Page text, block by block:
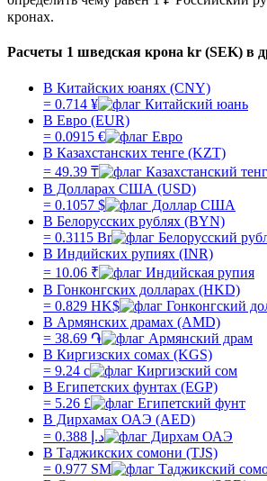
кронах.
Расчеты 1 шведская крона kr (SEK) в
В Китайских юанях (CNY)
= 0.714 ¥
В Евро (EUR)
= 0.0915 €
В Казахстанских тенге (KZT)
= 49.39 ₸
В Долларах США (USD)
= 0.1057 $
В Белорусских рублях (BYN)
= 0.3115 Br
В Индийских рупиях (INR)
= 10.06 ₹
В Гонконгских долларах (HKD)
= 0.829 HK$
В Армянских драмах (AMD)
= 38.69 ֏
В Киргизских сомах (KGS)
= 9.24 с
В Египетских фунтах (EGP)
= 5.26 £
В Дирхамах ОАЭ (AED)
= 0.388 د.إ
В Таджикских сомони (TJS)
= 0.977 SM